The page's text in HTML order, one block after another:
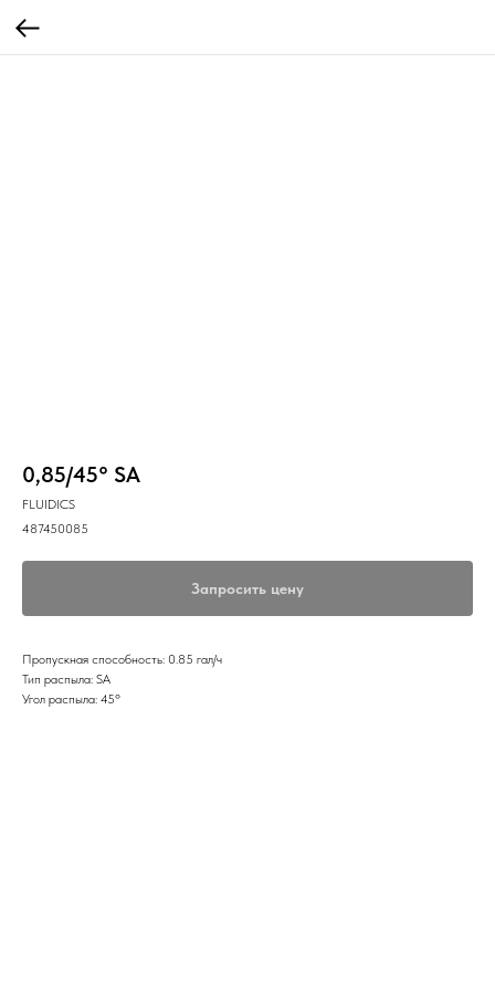
0,85/45° SA
FLUIDICS
487450085
Запросить цену
Пропускная способность: 0.85 гал/ч
Тип распыла: SA
Угол распыла: 45º